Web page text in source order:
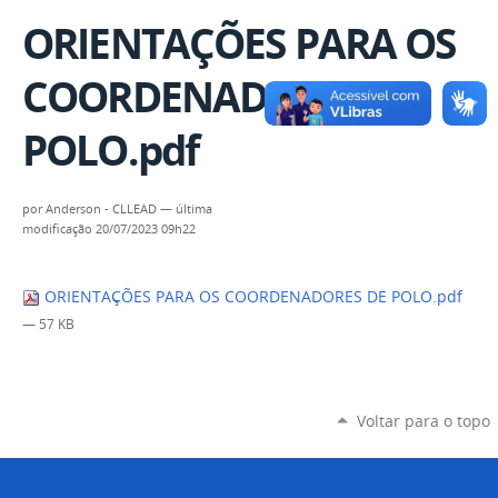
ORIENTAÇÕES PARA OS
COORDENADORES DE
POLO.pdf
porAnderson - CLLEAD — última
modificação 20/07/2023 09h22
ORIENTAÇÕES PARA OS COORDENADORES DE POLO.pdf
— 57 KB
Voltar para o topo